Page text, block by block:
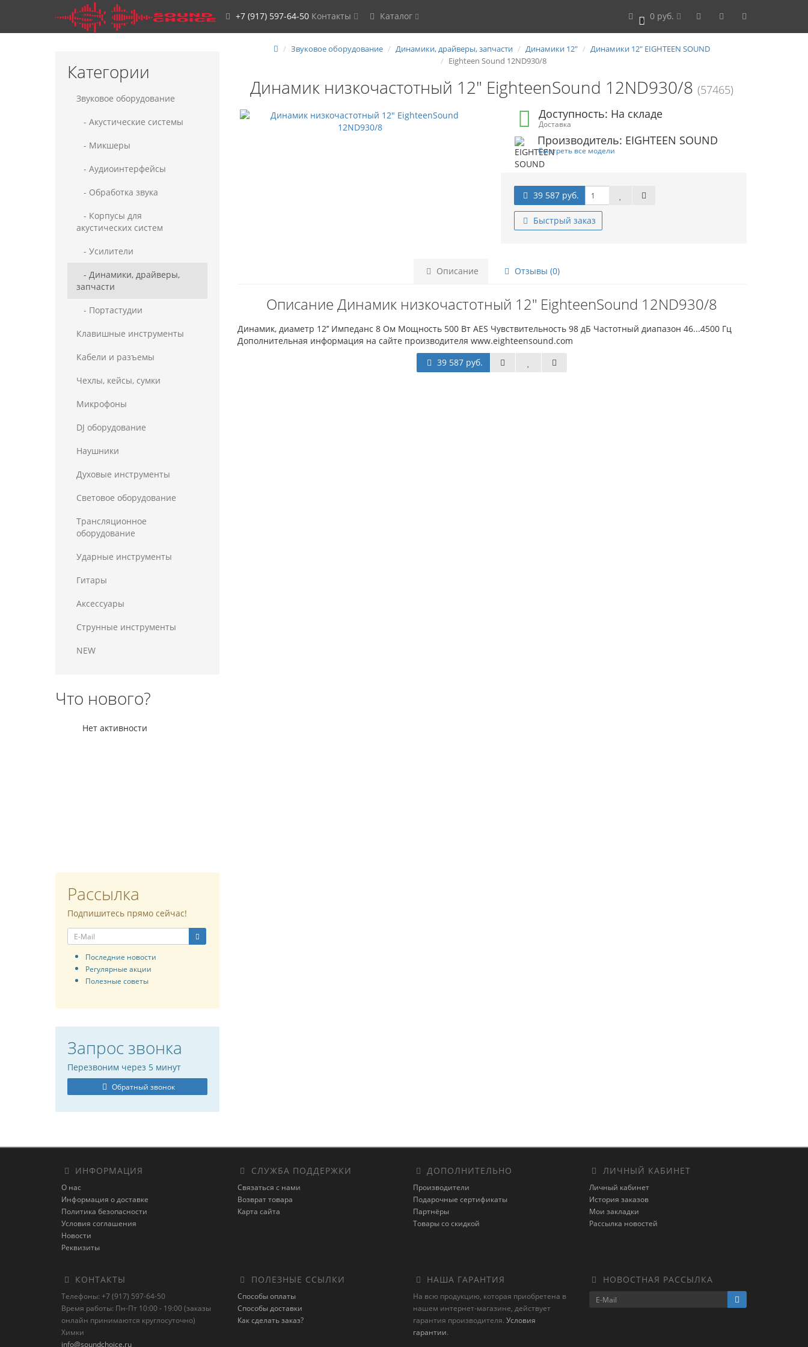
+7 (917) 597-64-50 Контакты Каталог 0 0 руб.
Категории
Звуковое оборудование
- Акустические системы
- Микшеры
- Аудиоинтерфейсы
- Обработка звука
- Корпусы для
акустических систем
- Усилители
- Динамики, драйверы,
запчасти
- Портастудии
Клавишные инструменты
Кабели и разъемы
Чехлы, кейсы, сумки
Микрофоны
DJ оборудование
Наушники
Духовые инструменты
Световое оборудование
Трансляционное
оборудование
Ударные инструменты
Гитары
Аксессуары
Струнные инструменты
NEW
Что нового?
Нет активности
Рассылка
Подпишитесь прямо сейчас!
Последние новости
Регулярные акции
Полезные советы
Запрос звонка
Перезвоним через 5 минут
Обратный звонок
Звуковое оборудование Динамики, драйверы, запчасти Динамики 12"
Динамики 12" EIGHTEEN SOUND
Eighteen Sound 12ND930/8
Динамик низкочастотный 12" EighteenSound 12ND930/8(57465)
Доступность: На складе
Доставка
Производитель: EIGHTEEN SOUND
Смотреть все модели
39 587 руб.
Быстрый заказ
Описание Отзывы (0)
Описание Динамик низкочастотный 12" EighteenSound 12ND930/8
Динамик, диаметр 12’’ Импеданс 8 Ом Мощность 500 Вт AES Чувствительность 98 дБ Частотный диапазон 46...4500 Гц
Дополнительная информация на сайте производителя www.eighteensound.com
39 587 руб.
ИНФОРМАЦИЯ
О нас
Информация о доставке
Политика безопасности
Условия соглашения
Новости
Реквизиты
СЛУЖБА ПОДДЕРЖКИ
Связаться с нами
Возврат товара
Карта сайта
ДОПОЛНИТЕЛЬНО
Производители
Подарочные сертификаты
Партнёры
Товары со скидкой
ЛИЧНЫЙ КАБИНЕТ
Личный кабинет
История заказов
Мои закладки
Рассылка новостей
КОНТАКТЫ
Телефоны: +7 (917) 597-64-50
Время работы: Пн-Пт 10:00 - 19:00 (заказы
онлайн принимаются круглосуточно)
Химки
info@soundchoice.ru
ПОЛЕЗНЫЕ ССЫЛКИ
Способы оплаты
Способы доставки
Как сделать заказ?
НАША ГАРАНТИЯ
На всю продукцию, которая приобретена в
нашем интернет-магазине, действует
гарантия производителя. Условия
гарантии.
НОВОСТНАЯ РАССЫЛКА